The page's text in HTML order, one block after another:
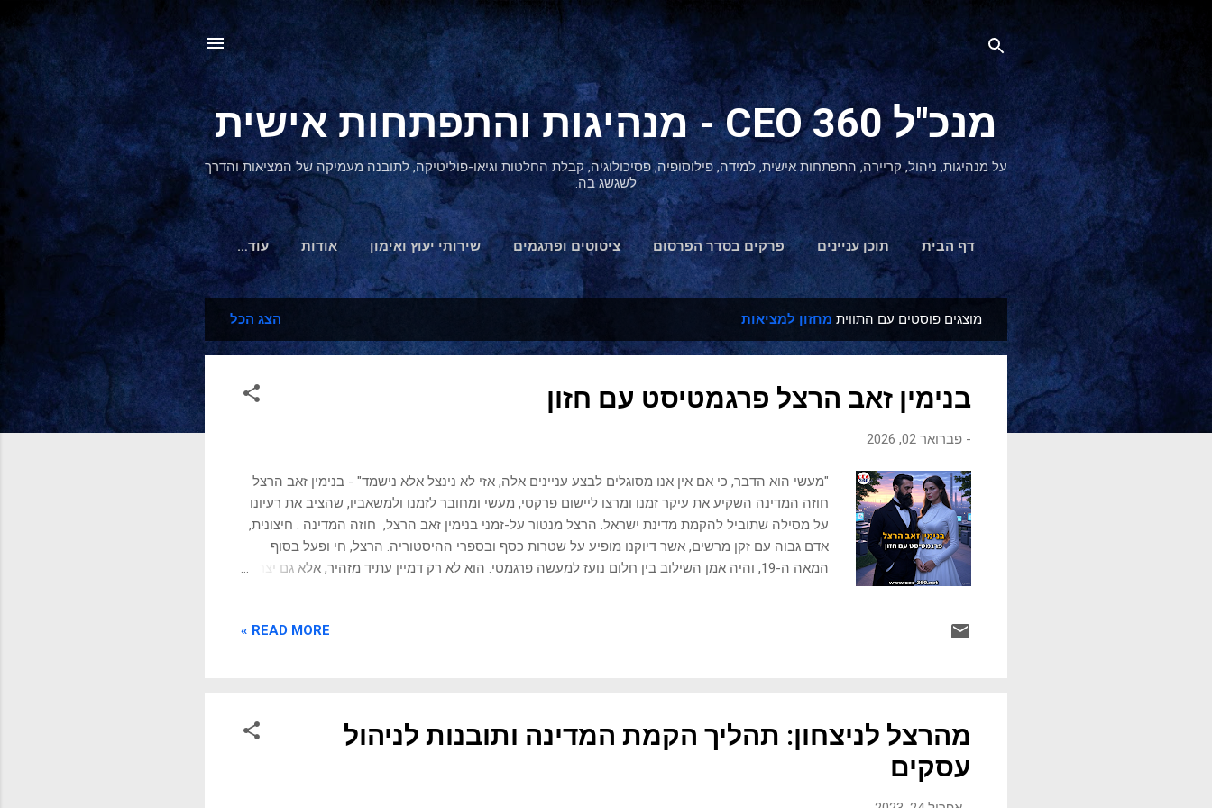
דילוג לתוכן הראשי
מנכ"ל 360 CEO - מנהיגות והתפתחות אישית
על מנהיגות, ניהול, קריירה, התפתחות אישית, למידה, פילוסופיה, פסיכולוגיה, קבלת החלטות וגיאו-פוליטיקה, לתובנה מעמיקה של המציאות והדרך
לשגשג בה.
דף הבית תוכן עניינים פרקים בסדר הפרסום ציטוטים ופתגמים שירותי יעוץ ואימון אודות ‏עוד…
הצהרת נגישות
ש
מוצגים פוסטים עם התווית מחזון למציאות הצג הכל
בנימין זאב הרצל פרגמטיסט עם חזון
- פברואר 02, 2026
"מעשי הוא הדבר, כי אם אין אנו מסוגלים לבצע עניינים אלה, אזי לא נינצל אלא נישמד" - בנימין זאב הרצל
חוזה המדינה השקיע את עיקר זמנו ומרצו ליישום פרקטי, מעשי ומחובר לזמנו ולמשאביו, שהציב את רעיונו
על מסילה שתוביל להקמת מדינת ישראל. הרצל מנטור על-זמני בנימין זאב הרצל, חוזה המדינה . חיצונית,
אדם גבוה עם זקן מרשים, אשר דיוקנו מופיע על שטרות כסף ובספרי ההיסטוריה. הרצל, חי ופעל בסוף
המאה ה-19, והיה אמן השילוב בין חלום נועז למעשה פרגמטי. הוא לא רק דמיין עתיד מזהיר, אלא גם יצר
במשפחה, בקהילה ופוליטיקה, ובחינוך. נצלול אל מוחו של הרצל, נבין איך גיבש את חזונו, ונלמד איך
READ MORE »
מהרצל לניצחון: תהליך הקמת המדינה ותובנות לניהול
עסקים